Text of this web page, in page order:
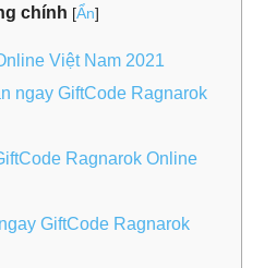
chính [Ẩn]
Việt Nam 2021
ngay GiftCode Ragnarok
Ragnarok Online
GiftCode Ragnarok